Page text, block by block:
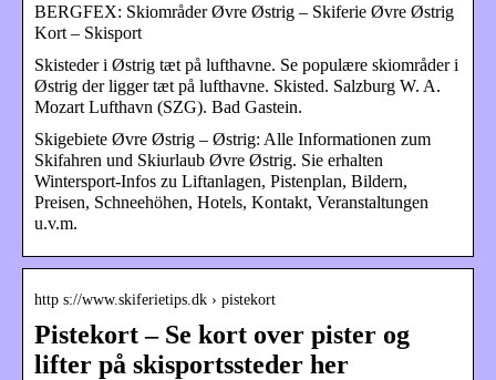
BERGFEX: Skiområder Øvre Østrig – Skiferie Øvre Østrig
Kort – Skisport
Skisteder i Østrig tæt på lufthavne. Se populære skiområder i
Østrig der ligger tæt på lufthavne. Skisted. Salzburg W. A.
Mozart Lufthavn (SZG). Bad Gastein.
Skigebiete Øvre Østrig – Østrig: Alle Informationen zum
Skifahren und Skiurlaub Øvre Østrig. Sie erhalten
Wintersport-Infos zu Liftanlagen, Pistenplan, Bildern,
Preisen, Schneehöhen, Hotels, Kontakt, Veranstaltungen
u.v.m.
http s://www.skiferietips.dk › pistekort
Pistekort – Se kort over pister og
lifter på skisportssteder her